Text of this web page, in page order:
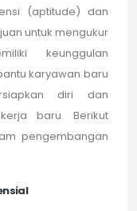
(aptitude) dan
untuk mengukur
keunggulan
karyawan baru
diri dan
baru. Berikut
pengembangan